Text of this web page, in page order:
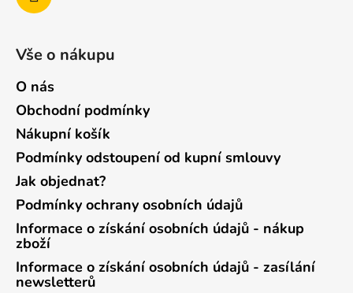
Vše o nákupu
O nás
Obchodní podmínky
Nákupní košík
Podmínky odstoupení od kupní smlouvy
Jak objednat?
Podmínky ochrany osobních údajů
Informace o získání osobních údajů - nákup
zboží
Informace o získání osobních údajů - zasílání
newsletterů